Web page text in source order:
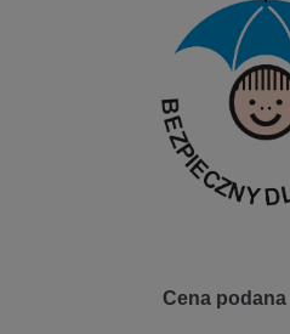
Cena podana